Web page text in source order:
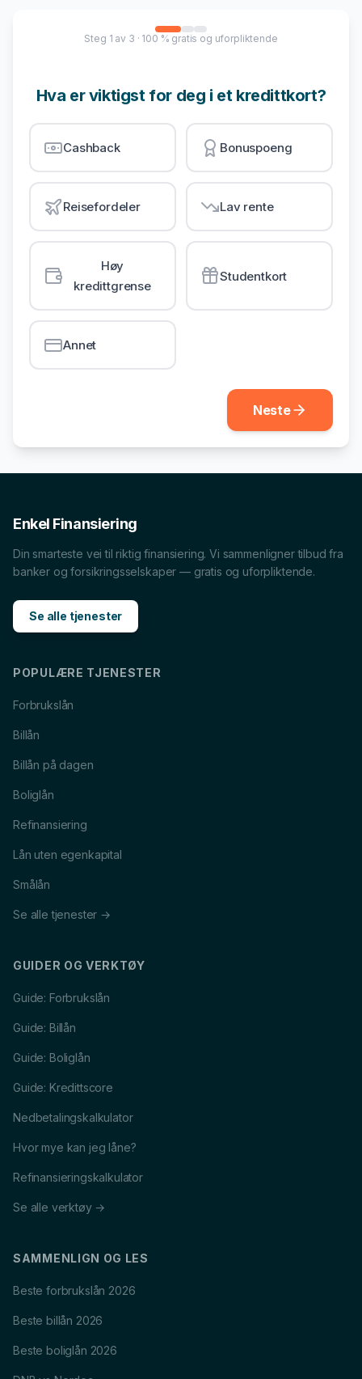
Steg 1 av 3 · 100 % gratis og uforpliktende
Hva er viktigst for deg i et kredittkort?
Cashback Bonuspoeng
Reisefordeler Lav rente
Høy
kredittgrense
Studentkort
Annet
Neste
Enkel Finansiering
Din smarteste vei til riktig finansiering. Vi sammenligner tilbud fra
banker og forsikringsselskaper — gratis og uforpliktende.
Se alle tjenester
POPULÆRE TJENESTER
Forbrukslån
Billån
Billån på dagen
Boliglån
Refinansiering
Lån uten egenkapital
Smålån
Se alle tjenester →
GUIDER OG VERKTØY
Guide: Forbrukslån
Guide: Billån
Guide: Boliglån
Guide: Kredittscore
Nedbetalingskalkulator
Hvor mye kan jeg låne?
Refinansieringskalkulator
Se alle verktøy →
SAMMENLIGN OG LES
Beste forbrukslån 2026
Beste billån 2026
Beste boliglån 2026